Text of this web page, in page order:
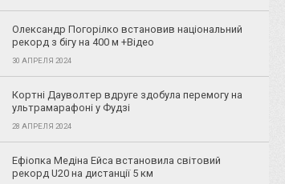
Олександр Погорілко встановив національний
рекорд з бігу на 400 м +Відео
30 АПРЕЛЯ 2024
Кортні Дауволтер вдруге здобула перемогу на
ультрамарафоні у Фудзі
28 АПРЕЛЯ 2024
Ефіопка Медіна Ейса встановила світовий
рекорд U20 на дистанції 5 км